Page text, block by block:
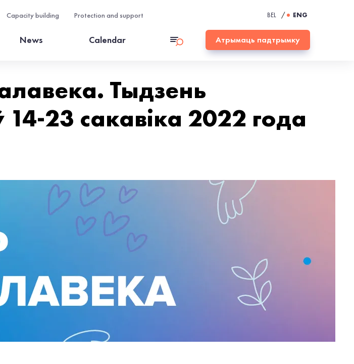
Capacity building Protection and support BEL / ENG
News Calendar Атрымаць падтрымку
Тыдзень
23 сакавіка 2022 года